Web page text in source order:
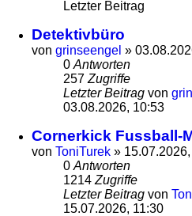
Letzter Beitrag
Detektivbüro
von grinseengel »
0 Antworten
257 Zugriffe
Letzter Beitrag von
03.08.2026, 10:53
Cornerkick Fussball-
von ToniTurek »
0 Antworten
1214 Zugriffe
Letzter Beitrag von
15.07.2026, 11:30